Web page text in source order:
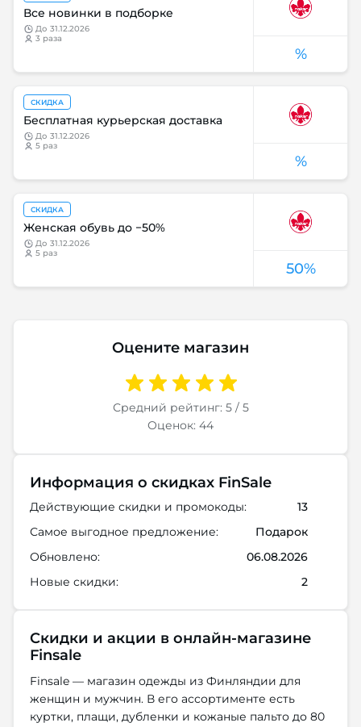
%
Все новинки в подборке
до 31.12.2026
3 раза
%
СКИДКА
Бесплатная курьерская доставка
до 31.12.2026
5 раз
50%
СКИДКА
Женская обувь до −50%
до 31.12.2026
5 раз
Оцените магазин
Средний рейтинг: 5 / 5
Оценок: 44
Информация о скидках FinSale
Действующие скидки и промокоды:
13
Самое выгодное предложение:
Подарок
Обновлено:
06.08.2026
Новые скидки:
2
Скидки и акции в онлайн-магазине
Finsale
Finsale — магазин одежды из Финляндии для
женщин и мужчин. В его ассортименте есть
куртки, плащи, дубленки и кожаные пальто до 80